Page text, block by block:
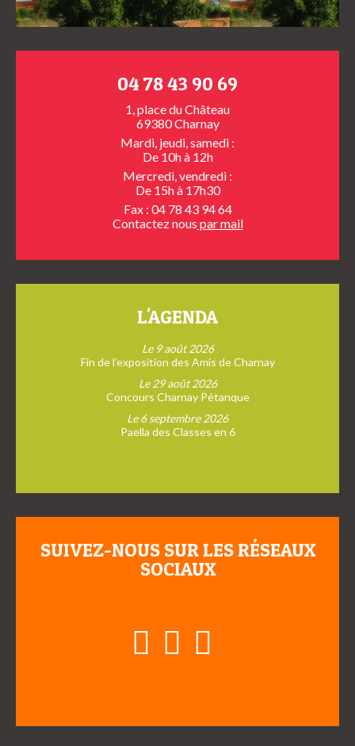
04 78 43 90 69
1, place du Château
69380 Charnay
Mardi, jeudi, samedi :
De 10h à 12h
Mercredi, vendredi :
De 15h à 17h30
Fax : 04 78 43 94 64
Contactez nous par mail
L'AGENDA
Le 9 août 2026
Fin de l’exposition des Amis de Charnay
Le 29 août 2026
Concours Charnay Pétanque
Le 6 septembre 2026
Paella des Classes en 6
SUIVEZ-NOUS SUR LES RÉSEAUX
SOCIAUX